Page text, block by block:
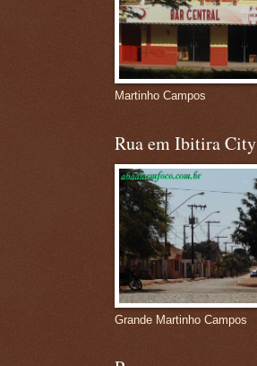
Martinho Campos
Rua em Ibitira City
Grande Martinho Campos